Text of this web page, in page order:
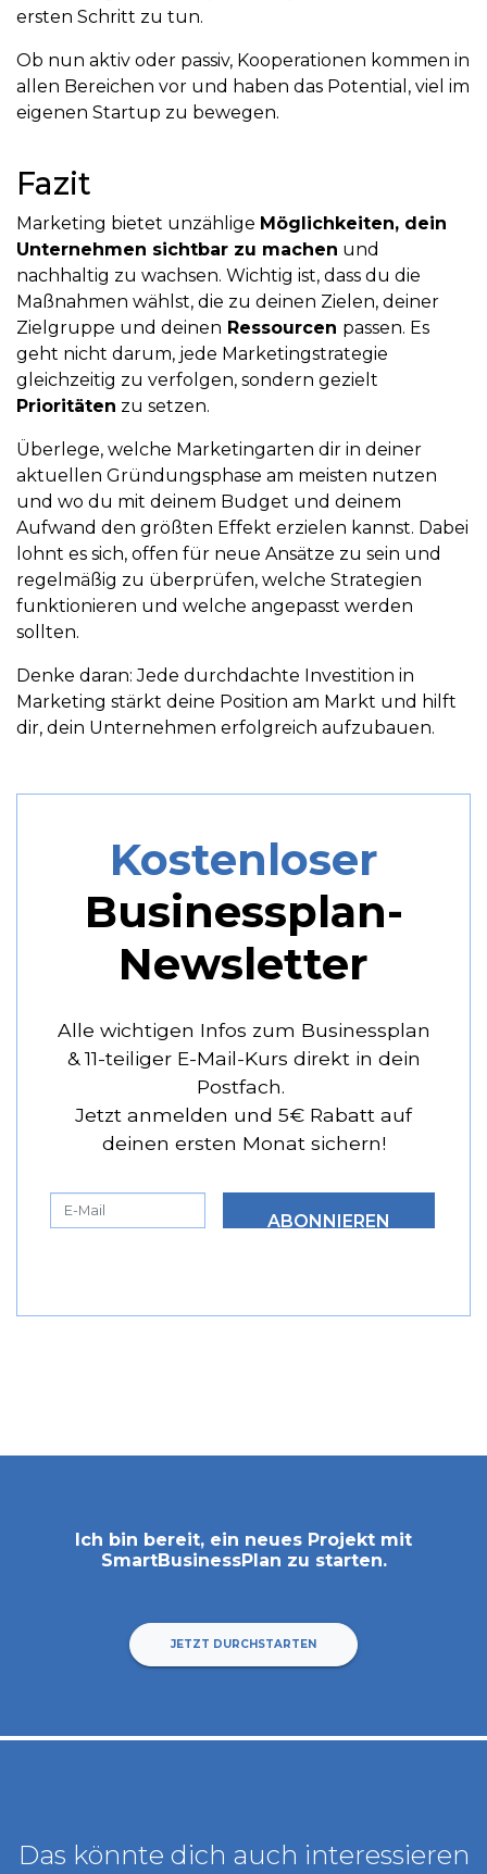
ersten Schritt zu tun.
Ob nun aktiv oder passiv, Kooperationen kommen in
allen Bereichen vor und haben das Potential, viel im
eigenen Startup zu bewegen.
Fazit
Marketing bietet unzählige Möglichkeiten, dein
Unternehmen sichtbar zu machen und
nachhaltig zu wachsen. Wichtig ist, dass du die
Maßnahmen wählst, die zu deinen Zielen, deiner
Zielgruppe und deinen Ressourcen passen. Es
geht nicht darum, jede Marketingstrategie
gleichzeitig zu verfolgen, sondern gezielt
Prioritäten zu setzen.
Überlege, welche Marketingarten dir in deiner
aktuellen Gründungsphase am meisten nutzen
und wo du mit deinem Budget und deinem
Aufwand den größten Effekt erzielen kannst. Dabei
lohnt es sich, offen für neue Ansätze zu sein und
regelmäßig zu überprüfen, welche Strategien
funktionieren und welche angepasst werden
sollten.
Denke daran: Jede durchdachte Investition in
Marketing stärkt deine Position am Markt und hilft
dir, dein Unternehmen erfolgreich aufzubauen.
Kostenloser
Businessplan-
Newsletter
Alle wichtigen Infos zum Businessplan
& 11-teiliger E-Mail-Kurs direkt in dein
Postfach.
Jetzt anmelden und 5€ Rabatt auf
deinen ersten Monat sichern!
ABONNIEREN
Ich bin bereit, ein neues Projekt mit
SmartBusinessPlan zu starten.
JETZT DURCHSTARTEN
Das könnte dich auch interessieren